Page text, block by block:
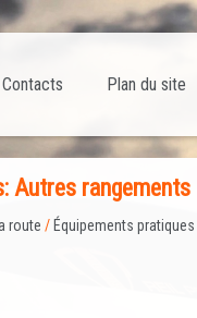
Plan du site
Contacts
Autres rangements
route / Équipements pratiques